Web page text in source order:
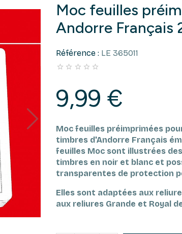
Moc feuilles
Andorre Français
Référence : LE 365011
    
9,99 €
Moc feuilles préimprimées
timbres d'Andorre Français
feuilles Moc sont illustrées
timbres en noir et blanc et
transparentes de protection
Elles sont adaptées aux
aux reliures Grande et Royal